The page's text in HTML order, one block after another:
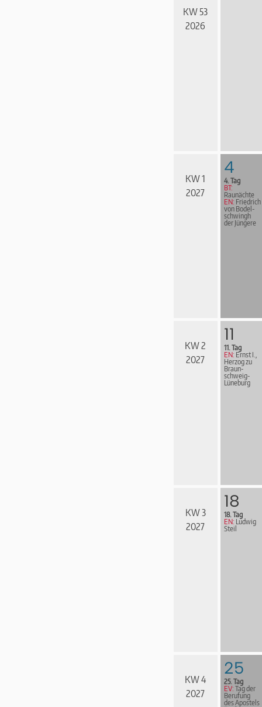
KW 53
2026
KW 1
2027
4
4. Tag
BT:
Raunächte
EN: Friedrich
von Bodel­
schwingh
der Jüngere
KW 2
2027
11
11. Tag
EN: Ernst I.,
Herzog zu
Braun­
schweig-
Lüne­burg
KW 3
2027
18
18. Tag
EN: Ludwig
Steil
KW 4
2027
25
25. Tag
EV: Tag der
Berufung
des Apostels